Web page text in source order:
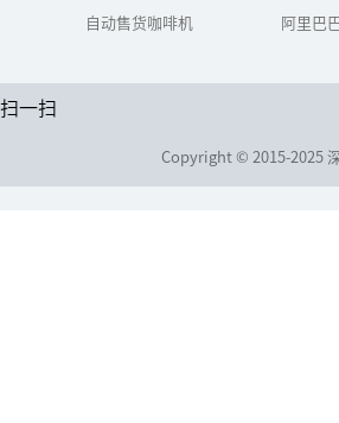
自动售货咖啡机 阿里巴
扫一扫
Copyright © 2015-2025